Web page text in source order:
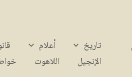
تاريخ أعلام
الإنجيل
اللاهوت